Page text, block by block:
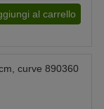
al carrello
curve 890360